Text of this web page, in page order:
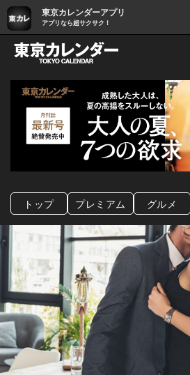
東京カレンダーアプリ
アプリなら超サクサク！
グルメ情報・
トップ プレミアム グルメ